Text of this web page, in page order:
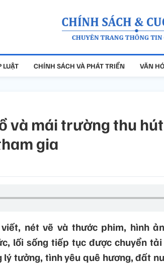
LUẬT CHÍNH SÁCH VÀ PHÁT TRIỂN VĂN
và mái trường thu
gia
nét vẽ và thước phim, hình
lối sống tiếp tục được chuyển
tưởng, tình yêu quê hương, đất